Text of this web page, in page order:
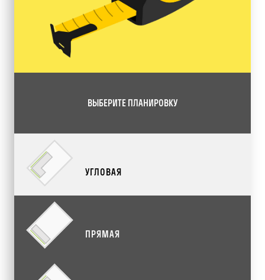
ВЫБЕРИТЕ ПЛАНИРОВКУ
УГЛОВАЯ
ПРЯМАЯ